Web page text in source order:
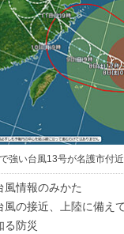
強い台風13号が名護市付
風情報のみかた
風の接近、上陸に備えて
る防災